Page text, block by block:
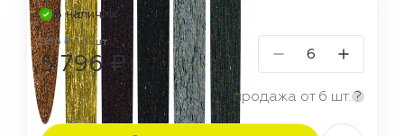
В наличии
966 ₽ * 6 шт
5 796 ₽
продажа от 6 шт. ?